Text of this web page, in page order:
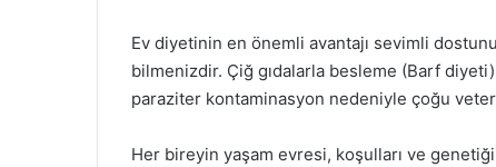
Ev diyetinin en önemli avantajı sevimli
bilmenizdir. Çiğ gıdalarla besleme (Barf
paraziter kontaminasyon nedeniyle çoğu
Her bireyin yaşam evresi, koşulları ve